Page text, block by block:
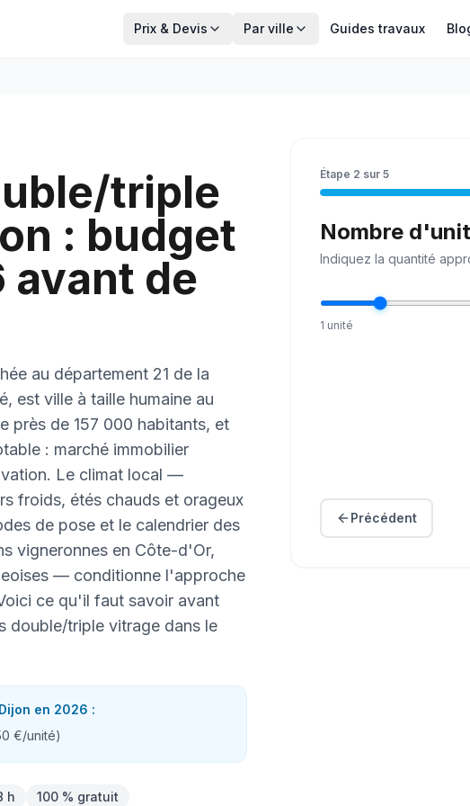
Prix & Devis Par ville Guides travaux
triple
: budget
avant de
au département 21 de la
est ville à taille humaine au
près de 157 000 habitants, et
: marché immobilier
Le climat local —
froids, étés chauds et orageux
de pose et le calendrier des
vigneronnes en Côte-d'Or,
— conditionne l'approche
ce qu'il faut savoir avant
double/triple vitrage dans le
Dijon en 2026 :
€/unité)
h 100 % gratuit
Étape 2 sur 5
Nombre
Indiquez la quantité
1 unité
Précédent